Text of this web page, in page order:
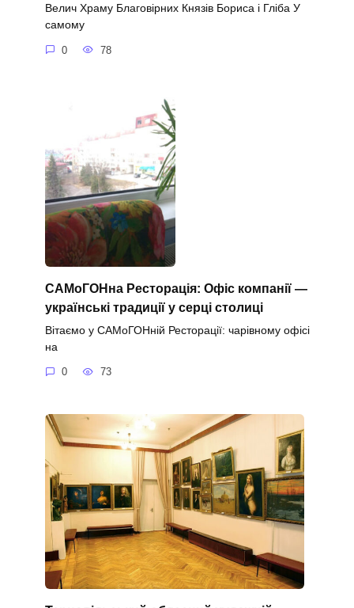
Велич Храму Благовірних Князів Бориса і Гліба У
самому
0 78
САМоГОНна Ресторація: Офіс компанії —
українські традиції у серці столиці
Вітаємо у САМоГОНній Ресторації: чарівному офісі
на
0 73